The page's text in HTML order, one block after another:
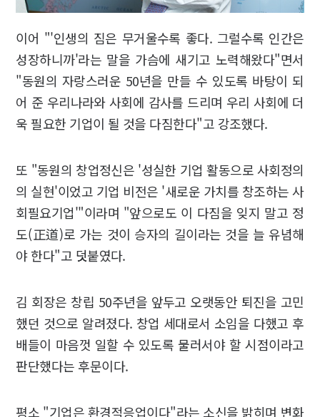
이어 "'인생의 짐은 무거울수록 좋다. 그럴수록 인간은
성장하니까'라는 말을 가슴에 새기고 노력해왔다"면서
"동원의 자랑스러운 50년을 만들 수 있도록 바탕이 되
어 준 우리나라와 사회에 감사를 드리며 우리 사회에 더
욱 필요한 기업이 될 것을 다짐한다"고 강조했다.
또 "동원의 창업정신은 '성실한 기업 활동으로 사회정의
의 실현'이었고 기업 비전은 '새로운 가치를 창조하는 사
회필요기업'"이라며 "앞으로도 이 다짐을 잊지 말고 정
도(正道)로 가는 것이 승자의 길이라는 것을 늘 유념해
야 한다"고 덧붙였다.
김 회장은 창립 50주년을 앞두고 오랫동안 퇴진을 고민
했던 것으로 알려졌다. 창업 세대로서 소임을 다했고 후
배들이 마음껏 일할 수 있도록 물러서야 할 시점이라고
판단했다는 후문이다.
평소 "기업은 환경적응업이다"라는 소신을 밝히며 변화